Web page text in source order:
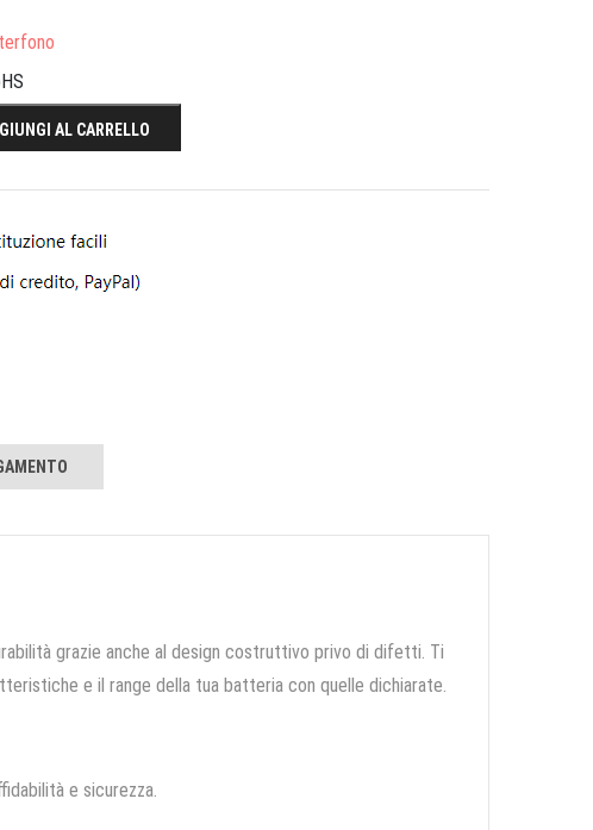
AL CARRELLO
grazie anche al design costruttivo privo di difetti. Ti
e il range della tua batteria con quelle dichiarate.
e sicurezza.